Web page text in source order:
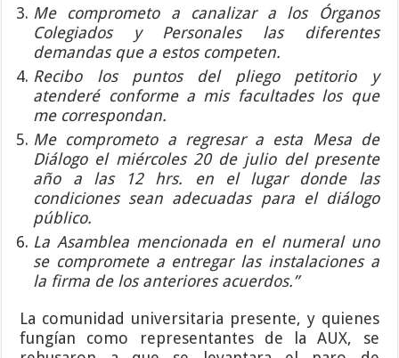
Me comprometo a canalizar a los Órganos
Colegiados y Personales las diferentes
demandas que a estos competen.
Recibo los puntos del pliego petitorio y
atenderé conforme a mis facultades los que
me correspondan.
Me comprometo a regresar a esta Mesa de
Diálogo el miércoles 20 de julio del presente
año a las 12 hrs. en el lugar donde las
condiciones sean adecuadas para el diálogo
público.
La Asamblea mencionada en el numeral uno
se compromete a entregar las instalaciones a
la firma de los anteriores acuerdos.”
La comunidad universitaria presente, y quienes
fungían como representantes de la AUX, se